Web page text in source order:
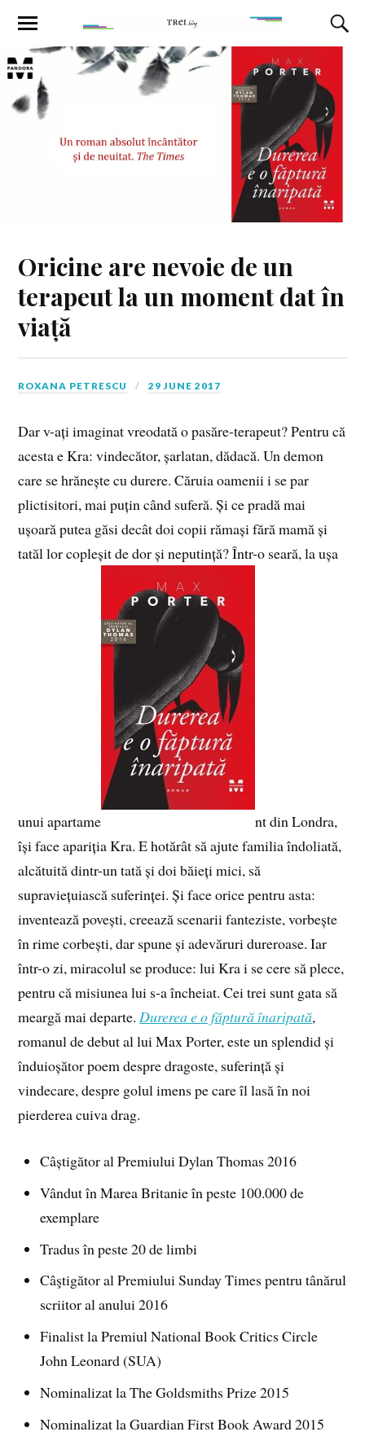
Oricine are nevoie de un
terapeut la un moment dat în
viață
ROXANA PETRESCU 29 JUNE 2017
Dar v-ați imaginat vreodată o pasăre-terapeut? Pentru că
acesta e Kra: vindecător, șarlatan, dădacă. Un demon
care se hrănește cu durere. Căruia oamenii i se par
plictisitori, mai puțin când suferă. Și ce pradă mai
ușoară putea găsi decât doi copii rămași fără mamă și
tatăl lor copleșit de dor și neputință? Într-o seară, la ușa
unui apartame
nt din Londra,
își face apariția Kra. E hotărât să ajute familia îndoliată,
alcătuită dintr-un tată și doi băieți mici, să
supraviețuiască suferinței. Și face orice pentru asta:
inventează povești, creează scenarii fanteziste, vorbește
în rime corbești, dar spune și adevăruri dureroase. Iar
într-o zi, miracolul se produce: lui Kra i se cere să plece,
pentru că misiunea lui s-a încheiat. Cei trei sunt gata să
meargă mai departe.Durerea e o făptură înaripată,
romanul de debut al lui Max Porter, este un splendid și
înduioșător poem despre dragoste, suferință și
vindecare, despre golul imens pe care îl lasă în noi
pierderea cuiva drag.
Câștigător al Premiului Dylan Thomas 2016
Vândut în Marea Britanie în peste 100.000 de
exemplare
Tradus în peste 20 de limbi
Câştigător al Premiului Sunday Times pentru tânărul
scriitor al anului 2016
Finalist la Premiul National Book Critics Circle
John Leonard (SUA)
Nominalizat la The Goldsmiths Prize 2015
Nominalizat la Guardian First Book Award 2015